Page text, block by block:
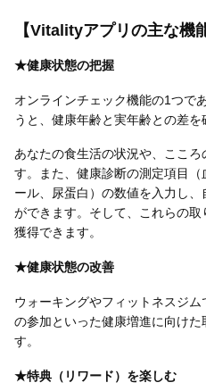
【Vitalityアプリの主な機
★健康状態の把握
オンラインチェック機能の1つで
うと、健康年齢と実年齢との差を
あなたの食生活の状況や、ここ
す。また、健康診断の測定項目
ール、尿蛋白）の数値を入力し
ができます。そして、これらの
獲得できます。
★健康状態の改善
ウォーキングやフィットネスジ
の参加といった健康増進に向け
す。
★特典（リワード）を楽しむ